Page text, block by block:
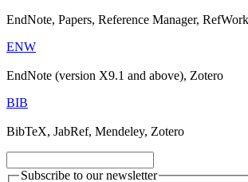
EndNote, Papers, Reference Manager,
ENW
EndNote (version X9.1 and above), Zotero
BIB
BibTeX, JabRef, Mendeley, Zotero
Subscribe to our newsletter